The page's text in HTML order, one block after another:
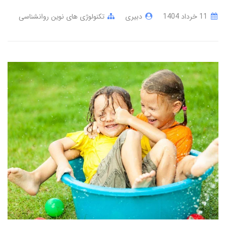
دبیری تکنولوژی های نوین روانشناسی